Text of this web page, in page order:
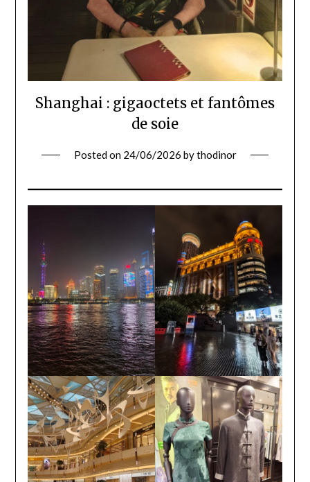
Shanghai : gigaoctets et fantômes
de soie
Posted on 24/06/2026 bythodinor